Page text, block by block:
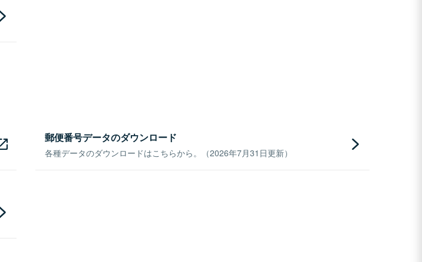
郵便番号データのダウンロード
各種データのダウンロードはこちらから。（2026年7月31日更新）